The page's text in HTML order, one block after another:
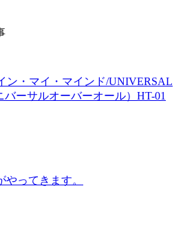
ン・マイ・マインド/UNIVERSAL
ーサルオーバーオール）HT-01
やってきます。